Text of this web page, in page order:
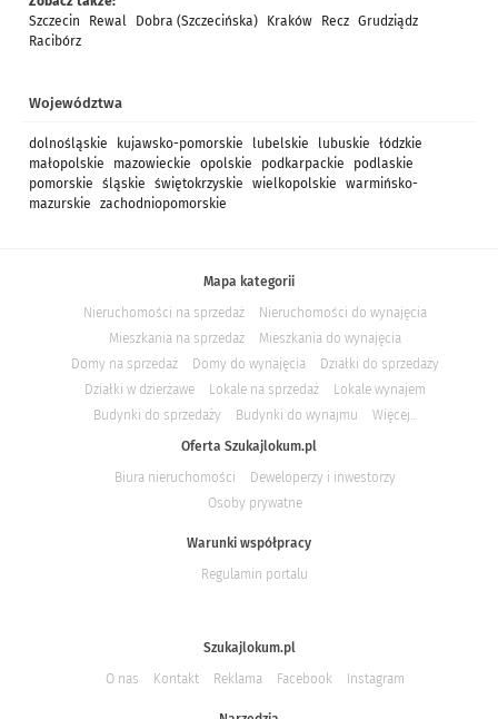
Szczecin
Rewal Dobra (Szczecińska) Kraków Recz Grudziądz
Racibórz
Województwa
dolnośląskie kujawsko-pomorskie lubelskie lubuskie
łódzkie
małopolskie
mazowieckie opolskie podkarpackie
podlaskie
pomorskie
śląskie świętokrzyskie wielkopolskie
warmińsko-
mazurskie
zachodniopomorskie
Mapa kategorii
Nieruchomości na sprzedaż
Nieruchomości do wynajęcia
Mieszkania na sprzedaż
Mieszkania do wynajęcia
Domy na sprzedaż
Domy do wynajęcia
Działki do sprzedaży
Działki w dzierżawe
Lokale na sprzedaż
Lokale wynajem
Budynki do sprzedaży
Budynki do wynajmu
Więcej...
Oferta Szukajlokum.pl
Biura nieruchomości
Deweloperzy i inwestorzy
Osoby prywatne
Warunki współpracy
Regulamin portalu
Szukajlokum.pl
O nas
Kontakt Reklama Facebook Instagram